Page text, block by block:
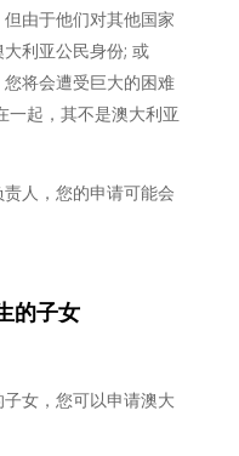
由于他们对其他国家
利亚公民身份; 或
将会遭受巨大的困难
一起，其不是澳大利亚
人，您的申请可能会
的子女
女，您可以申请澳大